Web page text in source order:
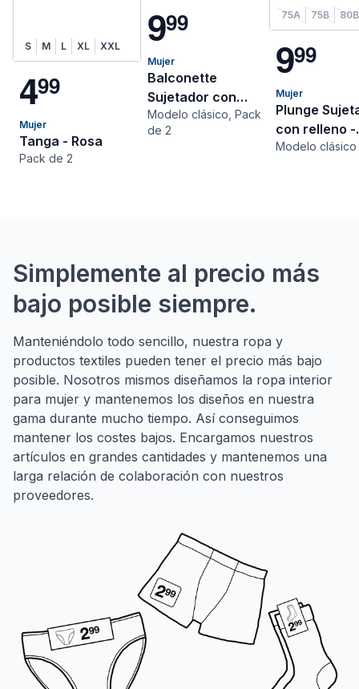
S M L XL XXL
499
Mujer
Tanga - Rosa
Pack de 2
999
Mujer
Balconette
Sujetador con
relleno - Negro
Modelo clásico, Pack
de 2
75A 75B 80B
999
Mujer
Plunge
con relleno -
Blanco
Modelo clásico
Simplemente al precio más
bajo posible siempre.
Manteniéndolo todo sencillo, nuestra ropa y
productos textiles pueden tener el precio más bajo
posible. Nosotros mismos diseñamos la ropa interior
para mujer y mantenemos los diseños en nuestra
gama durante mucho tiempo. Así conseguimos
mantener los costes bajos. Encargamos nuestros
artículos en grandes cantidades y mantenemos una
larga relación de colaboración con nuestros
proveedores.